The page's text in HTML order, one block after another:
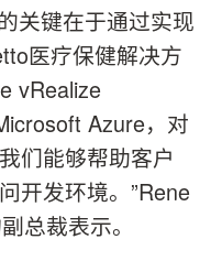
关键在于通过实现
医疗保健解决方
vRealize
Azure，对
们能够帮助客户
开发环境。”Rene
总裁表示。